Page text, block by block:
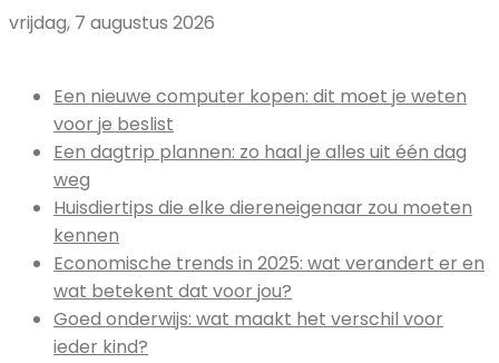
vrijdag, 7 augustus 2026
Een nieuwe computer kopen: dit moet je weten
voor je beslist
Een dagtrip plannen: zo haal je alles uit één dag
weg
Huisdiertips die elke diereneigenaar zou moeten
kennen
Economische trends in 2025: wat verandert er en
wat betekent dat voor jou?
Goed onderwijs: wat maakt het verschil voor
ieder kind?